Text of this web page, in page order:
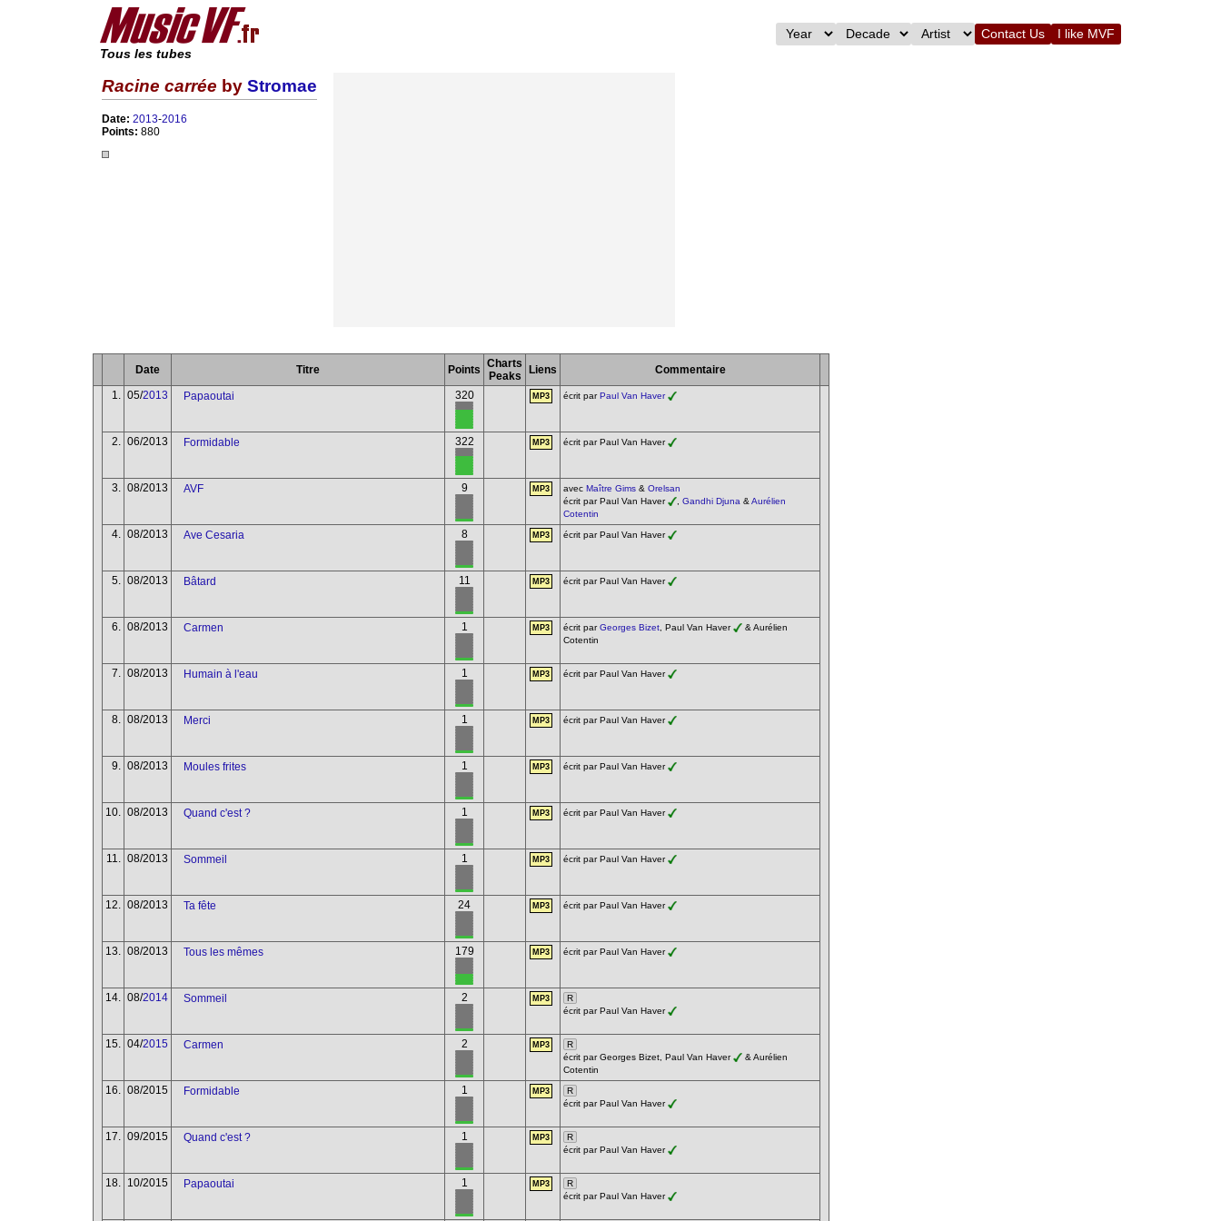
Tous les tubes
Contact Us I like MVF
Racine carrée by Stromae
Date: 2013-2016
Points: 880
Date Titre Points Charts
Peaks
Liens
Commentaire
1.
05/2013 Papaoutai 320 MP3 écrit parPaul Van Haver
2. 06/2013 Formidable 322 MP3 écrit par Paul Van Haver
3. 08/2013 AVF 9 MP3 avec Maître Gims & Orelsan
écrit par Paul Van Haver
Gandhi Djuna & Aurélien
Cotentin
4. 08/2013 Ave Cesaria 8 MP3 écrit par Paul Van Haver
5. 08/2013 Bâtard 11 MP3 écrit par Paul Van Haver
6. 08/2013 Carmen 1 MP3 écrit parGeorges Bizet , Paul Van Haver
& Aurélien
Cotentin
7. 08/2013 Humain à l'eau 1 MP3 écrit par Paul Van Haver
8. 08/2013 Merci 1 MP3 écrit par Paul Van Haver
9. 08/2013 Moules frites 1 MP3 écrit par Paul Van Haver
10. 08/2013 Quand c'est ? 1 MP3 écrit par Paul Van Haver
11. 08/2013 Sommeil 1 MP3 écrit par Paul Van Haver
12. 08/2013 Ta fête 24 MP3 écrit par Paul Van Haver
13. 08/2013 Tous les mêmes 179 MP3 écrit par Paul Van Haver
14. 08/2014 Sommeil 2 MP3
R
écrit par Paul Van Haver
15. 04/2015 Carmen 2 MP3
R
écrit par Georges Bizet, Paul Van Haver
& Aurélien
Cotentin
16. 08/2015 Formidable 1 MP3
R
écrit par Paul Van Haver
17. 09/2015 Quand c'est ? 1 MP3
R
écrit par Paul Van Haver
18. 10/2015 Papaoutai 1 MP3
R
écrit par Paul Van Haver